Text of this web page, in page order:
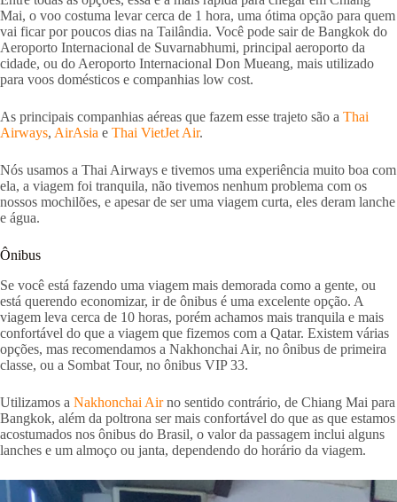
Mai, o voo costuma levar cerca de 1 hora, uma ótima opção para quem
vai ficar por poucos dias na Tailândia. Você pode sair de Bangkok do
Aeroporto Internacional de Suvarnabhumi, principal aeroporto da
cidade, ou do Aeroporto Internacional Don Mueang, mais utilizado
para voos domésticos e companhias low cost.
As principais companhias aéreas que fazem esse trajeto são a Thai
Airways, AirAsia e Thai VietJet Air.
Nós usamos a Thai Airways e tivemos uma experiência muito boa com
ela, a viagem foi tranquila, não tivemos nenhum problema com os
nossos mochilões, e apesar de ser uma viagem curta, eles deram lanche
e água.
Ônibus
Se você está fazendo uma viagem mais demorada como a gente, ou
está querendo economizar, ir de ônibus é uma excelente opção. A
viagem leva cerca de 10 horas, porém achamos mais tranquila e mais
confortável do que a viagem que fizemos com a Qatar. Existem várias
opções, mas recomendamos a Nakhonchai Air, no ônibus de primeira
classe, ou a Sombat Tour, no ônibus VIP 33.
Utilizamos a Nakhonchai Airno sentido contrário, de Chiang Mai para
Bangkok, além da poltrona ser mais confortável do que as que estamos
acostumados nos ônibus do Brasil, o valor da passagem inclui alguns
lanches e um almoço ou janta, dependendo do horário da viagem.